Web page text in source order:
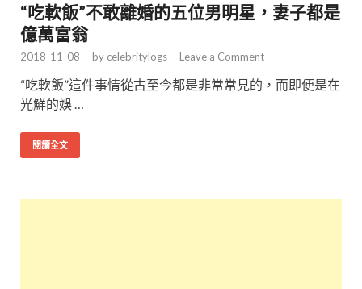
“吃軟飯”不敢離婚的五位男明星，妻子都是
億萬富翁
2018-11-08 - by celebritylogs - Leave a Comment
“吃軟飯”這件事情從古至今都是非常常見的，而即便是在
光鮮的娛 …
閱讀全文